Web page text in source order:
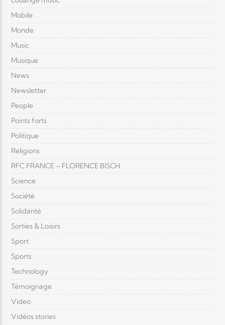
Mobile
Monde
Music
Musique
News
Newsletter
People
Points forts
Politique
Religions
RFC FRANCE – FLORENCE BISCH
Science
Société
Solidarité
Sorties & Loisirs
Sport
Sports
Technology
Témoignage
Video
Vidéos stories